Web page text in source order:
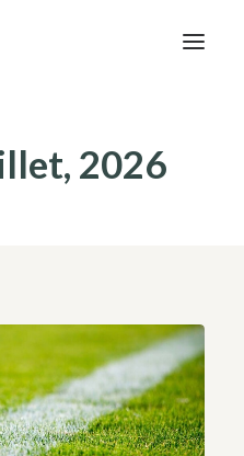
2026